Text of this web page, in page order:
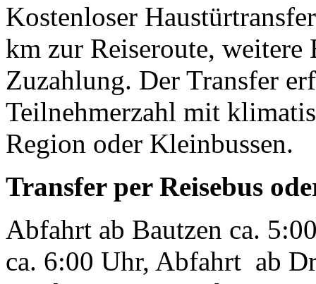
Kostenloser
km zur Reiseroute,
Zuzahlung. Der Transfer
Teilnehmerzahl mit
Region oder Kleinbussen.
Transfer per Reisebus
Abfahrt ab Bautzen ca.
ca. 6:00 Uhr, Abfahrt ab